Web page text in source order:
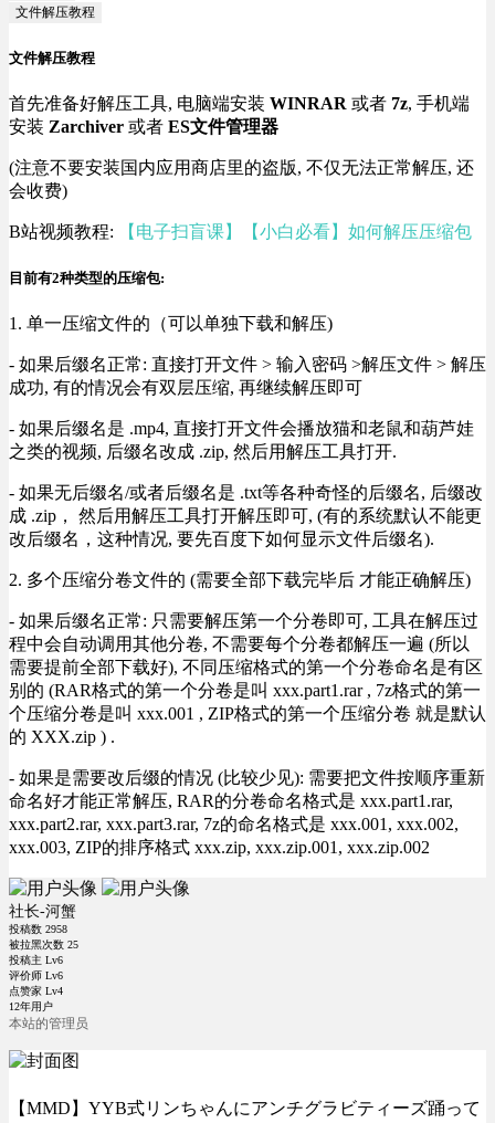
文件解压教程
文件解压教程
首先准备好解压工具, 电脑端安装 WINRAR 或者 7z, 手机端
安装 Zarchiver 或者 ES文件管理器
(注意不要安装国内应用商店里的盗版, 不仅无法正常解压, 还
会收费)
B站视频教程: 【电子扫盲课】【小白必看】如何解压压缩包
目前有2种类型的压缩包:
1. 单一压缩文件的（可以单独下载和解压)
- 如果后缀名正常: 直接打开文件 > 输入密码 >解压文件 > 解压
成功, 有的情况会有双层压缩, 再继续解压即可
- 如果后缀名是 .mp4, 直接打开文件会播放猫和老鼠和葫芦娃
之类的视频, 后缀名改成 .zip, 然后用解压工具打开.
- 如果无后缀名/或者后缀名是 .txt等各种奇怪的后缀名, 后缀改
成 .zip， 然后用解压工具打开解压即可, (有的系统默认不能更
改后缀名，这种情况, 要先百度下如何显示文件后缀名).
2. 多个压缩分卷文件的 (需要全部下载完毕后 才能正确解压)
- 如果后缀名正常: 只需要解压第一个分卷即可, 工具在解压过
程中会自动调用其他分卷, 不需要每个分卷都解压一遍 (所以
需要提前全部下载好), 不同压缩格式的第一个分卷命名是有区
别的 (RAR格式的第一个分卷是叫 xxx.part1.rar , 7z格式的第一
个压缩分卷是叫 xxx.001 , ZIP格式的第一个压缩分卷 就是默认
的 XXX.zip ) .
- 如果是需要改后缀的情况 (比较少见): 需要把文件按顺序重新
命名好才能正常解压, RAR的分卷命名格式是 xxx.part1.rar,
xxx.part2.rar, xxx.part3.rar, 7z的命名格式是 xxx.001, xxx.002,
xxx.003, ZIP的排序格式 xxx.zip, xxx.zip.001, xxx.zip.002
社长-河蟹
投稿数 2958
被拉黑次数 25
投稿主 Lv6
评价师 Lv6
点赞家 Lv4
12年用户
本站的管理员
【MMD】YYB式リンちゃんにアンチグラビティーズ踊って